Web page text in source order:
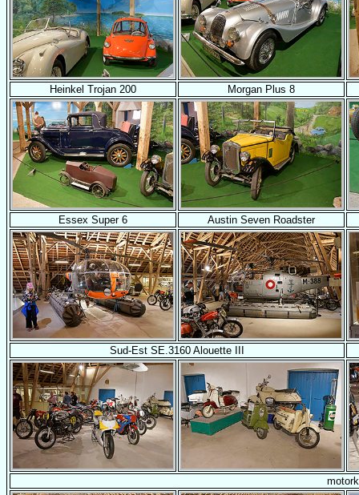
Heinkel Trojan 200 Morgan Plus 8
Essex Super 6 Austin Seven Roadster
Sud-Est SE.3160 Alouette III